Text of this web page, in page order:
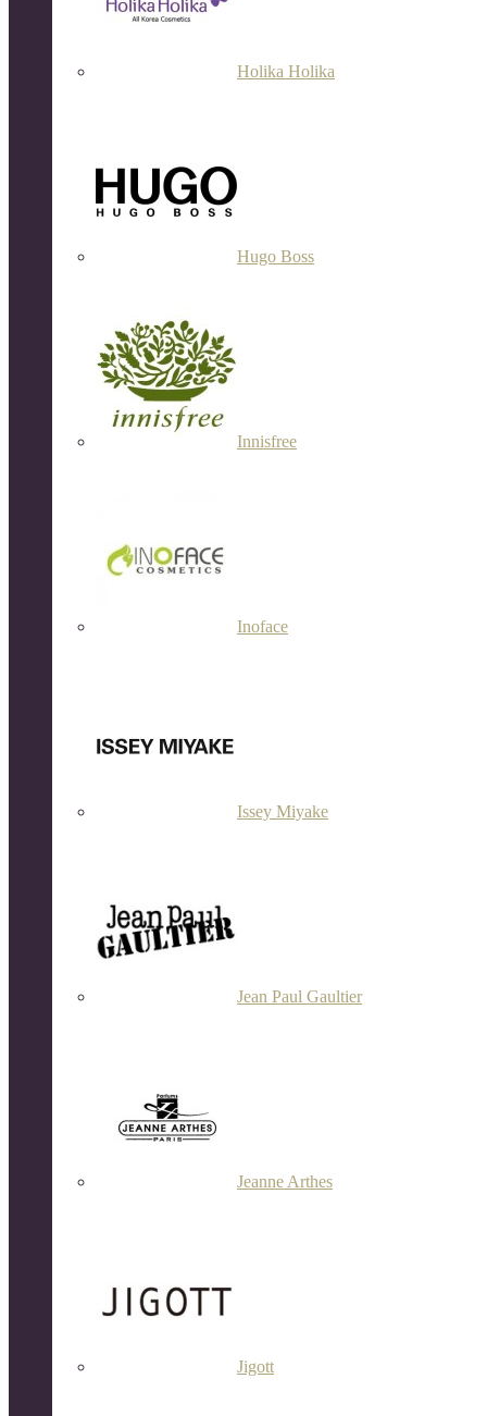
Holika Holika
Hugo Boss
Innisfree
Inoface
Issey Miyake
Jean Paul Gaultier
Jeanne Arthes
Jigott